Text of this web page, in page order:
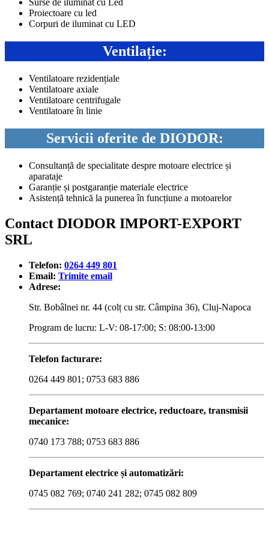
Surse de iluminat cu Led
Proiectoare cu led
Corpuri de iluminat cu LED
Ventilație:
Ventilatoare rezidențiale
Ventilatoare axiale
Ventilatoare centrifugale
Ventilatoare în linie
Servicii oferite de DIODOR:
Consultanță de specialitate despre motoare electrice și
aparataje
Garanție și postgaranție materiale electrice
Asistență tehnică la punerea în funcțiune a motoarelor
Contact DIODOR IMPORT-EXPORT
SRL
Telefon: 0264 449 801
Email: Trimite email
Adrese:
Str. Bobâlnei nr. 44 (colț cu str. Câmpina 36), Cluj-Napoca
Program de lucru: L-V: 08-17:00; S: 08:00-13:00
Telefon facturare:
0264 449 801; 0753 683 886
Departament motoare electrice, reductoare, transmisii
mecanice:
0740 173 788; 0753 683 886
Departament electrice și automatizări:
0745 082 769; 0740 241 282; 0745 082 809